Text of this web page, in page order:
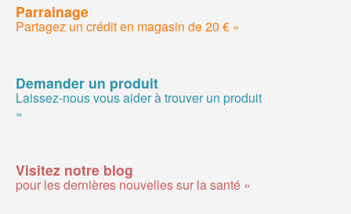
Parrainage
Partagez un crédit en magasin de 20 € »
Demander un produit
Laissez-nous vous aider à trouver un produit
»
Visitez notre blog
pour les dernières nouvelles sur la santé »